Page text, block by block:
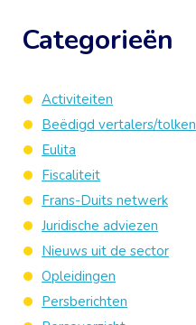
Categorieën
Activiteiten
Beëdigd vertalers/tolken
Eulita
Fiscaliteit
Frans-Duits netwerk
Juridische adviezen
Nieuws uit de sector
Opleidingen
Persberichten